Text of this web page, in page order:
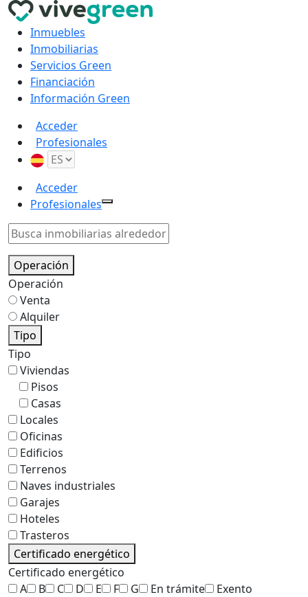
Inmuebles
Inmobiliarias
Servicios Green
Financiación
Información Green
Acceder
Profesionales
Acceder
Profesionales
Operación
Operación
Venta
Alquiler
Tipo
Tipo
Viviendas
Pisos
Casas
Locales
Oficinas
Edificios
Terrenos
Naves industriales
Garajes
Hoteles
Trasteros
Certificado energético
Certificado energético
A
B C D E F G En trámite
Exento